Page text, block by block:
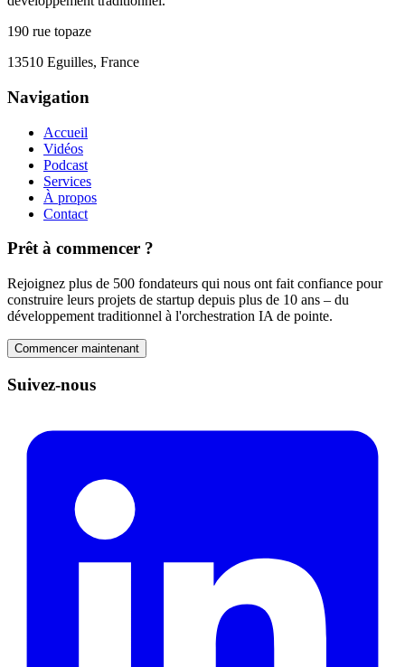
190 rue topaze
13510 Eguilles, France
Navigation
Accueil
Vidéos
Podcast
Services
À propos
Contact
Prêt à commencer ?
Rejoignez plus de 500 fondateurs qui nous ont fait confiance pour
construire leurs projets de startup depuis plus de 10 ans – du
développement traditionnel à l'orchestration IA de pointe.
Commencer maintenant
Suivez-nous